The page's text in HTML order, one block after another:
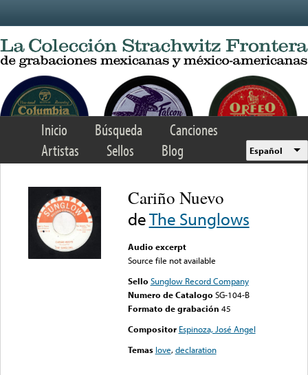
Inicio Búsqueda
Canciones
Artistas
Sellos Blog Español
Cariño Nuevo
deThe Sunglows
Audio excerpt
Source file not available
Sello Sunglow Record Company
Numero de Catalogo SG-104-B
Formato de grabación 45
Compositor Espinoza, José Angel
Temas love,declaration